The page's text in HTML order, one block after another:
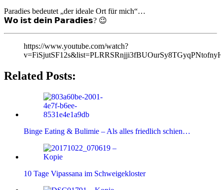
Paradies bedeutet „der ideale Ort für mich“…⁣
𝗪𝗼 𝗶𝘀𝘁 𝗱𝗲𝗶𝗻 𝗣𝗮𝗿𝗮𝗱𝗶𝗲𝘀? 😉⁣
https://www.youtube.com/watch?
Related Posts:
Binge Eating & Bulimie – Als alles friedlich schien…
10 Tage Vipassana im Schweigekloster